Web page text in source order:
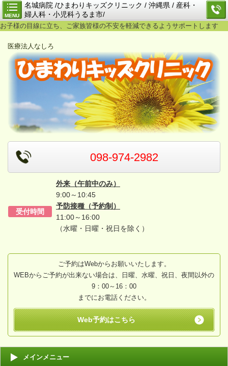
MENU
名城病院 /ひまわりキッズクリニック / 沖縄県 / 産科・
婦人科・小児科うるま市/
お子様の目線に立ち、ご家族皆様の不安を軽減できるようサポートします
医療法人なしろ
098-974-2982
受付時間
外来（午前中のみ）
9:00～10:45
予防接種（予約制）
11:00～16:00
（水曜・日曜・祝日を除く）
ご予約はWebからお願いいたします。
WEBからご予約が出来ない場合は、日曜、水曜、祝日、夜間以外の
9：00～16：00
までにお電話ください。
Web予約はこちら
メインメニュー